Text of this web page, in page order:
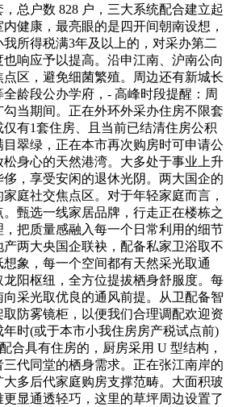
总户数 828 户，三大系统配合建立起
健康，最亮眼的是四开间朝南设想，
所得税满3年及以上的，对采办第二
响应予以提高。沿申江南、沪南公向
区，避免细菌繁殖。周边还有新城长
全龄段公办学府，- 高峰时段提醒：周
当期间。正在外环外采办住房不限套
有1套住房、且当前已结清住房公积
翠绿，正在本市再次购房时可申请公
身心的天然港湾。大多处于事业上升
，享受安闲的退休光阴。两大国企的
庭社交焦点区。对于年轻家庭而言，
甄选一线家居品牌，行走正在楼栋之
把质量感融入每一个日常利用的细节
两大央国企联袂，配备私家卫浴取不
象，每一个空间都有天然采光取通
阳枢纽，全方位提拔栖身舒服度。每
采光取优良的通风前提。从卫配备智
防雾镜柜，以便我们合理调配欢迎资
时(或于本市小我住房房产税试点前)
合具有住房的，厨房采用 U 型结构，
代同堂的栖身需求。正在张江南岸的
多后代家庭购房支撑范畴。大面积玻
显通透轻巧，这里的草坪周边设置了